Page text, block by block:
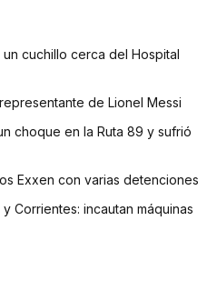
cuchillo cerca del Hospital
de Lionel Messi
choque en la Ruta 89 y sufrió
Exxen con varias detenciones
Corrientes: incautan máquinas